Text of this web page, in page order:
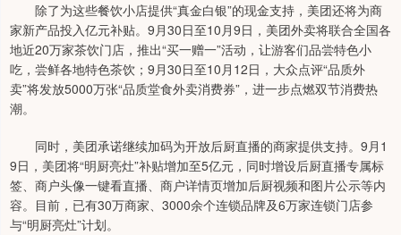
除了为这些餐饮小店提供“真金白银”的现金支持，美团还将为商
家新产品投入亿元补贴。9月30日至10月9日，美团外卖将联合全国各
地近20万家茶饮门店，推出“买一赠一”活动，让游客们品尝特色小
吃，尝鲜各地特色茶饮；9月30日至10月12日，大众点评“品质外
卖”将发放5000万张“品质堂食外卖消费券”，进一步点燃双节消费热
潮。
同时，美团承诺继续加码为开放后厨直播的商家提供支持。9月1
9日，美团将“明厨亮灶”补贴增加至5亿元，同时增设后厨直播专属标
签、商户头像一键看直播、商户详情页增加后厨视频和图片公示等内
容。目前，已有30万商家、3000余个连锁品牌及6万家连锁门店参
与“明厨亮灶”计划。